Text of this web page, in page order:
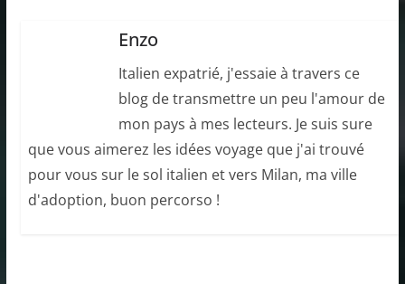
Enzo
Italien expatrié, j'essaie à travers ce
blog de transmettre un peu l'amour de
mon pays à mes lecteurs. Je suis sure
que vous aimerez les idées voyage que j'ai trouvé
pour vous sur le sol italien et vers Milan, ma ville
d'adoption, buon percorso !